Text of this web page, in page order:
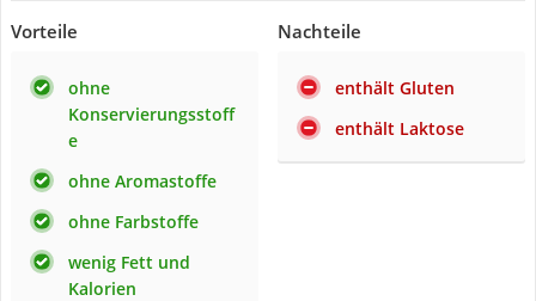
Vorteile
ohne
Konservierungsstoff
e
ohne Aromastoffe
ohne Farbstoffe
wenig Fett und
Kalorien
Nachteile
enthält Gluten
enthält Laktose